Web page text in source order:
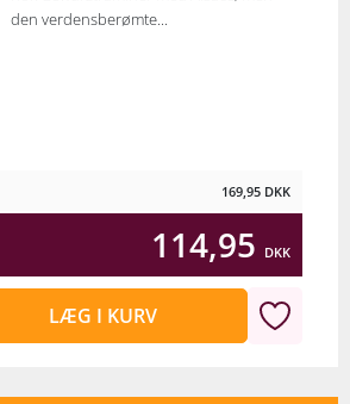
den verdensberømte...
169,95 DKK
114,95 DKK
LÆG I KURV